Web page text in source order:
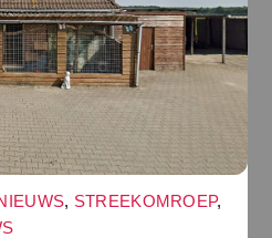
, STREEKOMROEP,